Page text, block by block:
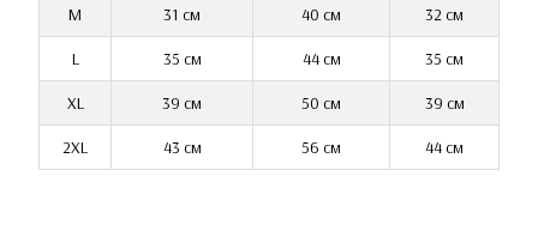
M 31 см 40 см 32 см
L 35 см 44 см 35 см
XL 39 см 50 см 39 см
2XL 43 см 56 см 44 см